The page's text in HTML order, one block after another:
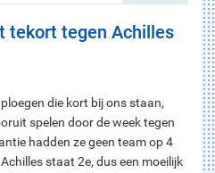
tekort tegen Achilles
die kort bij ons staan,
spelen door de week tegen
hadden ze geen team op 4
staat 2e, dus een moeilijk